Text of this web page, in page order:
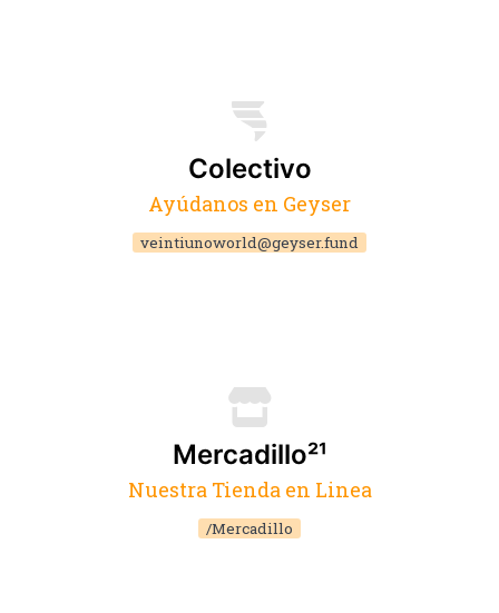
Colectivo
Ayúdanos en Geyser
veintiunoworld@geyser.fund
Mercadillo²¹
Nuestra Tienda en Linea
/Mercadillo